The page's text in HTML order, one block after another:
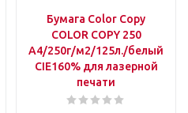
Бумага Color Copy
COLOR COPY 250
A4/250г/м2/125л./белый
CIE160% для лазерной
печати